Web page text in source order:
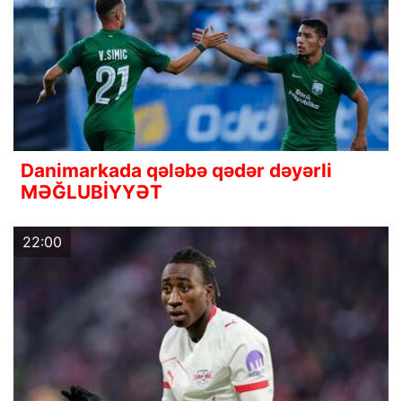
Danimarkada qələbə qədər dəyərli
MƏĞLUBİYYƏT
22:00